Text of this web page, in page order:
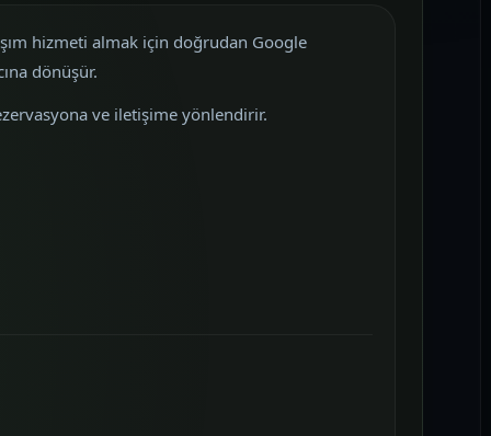
hizmeti almak için doğrudan Google
dönüşür.
ve iletişime yönlendirir.